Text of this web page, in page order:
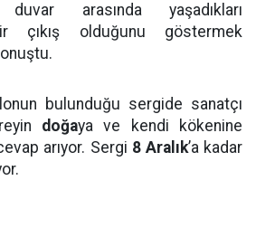
arasında yaşadıkları
çıkış olduğunu göstermek
bulunduğu sergide sanatçı
doğaya ve kendi kökenine
arıyor. Sergi 8 Aralık’a kadar